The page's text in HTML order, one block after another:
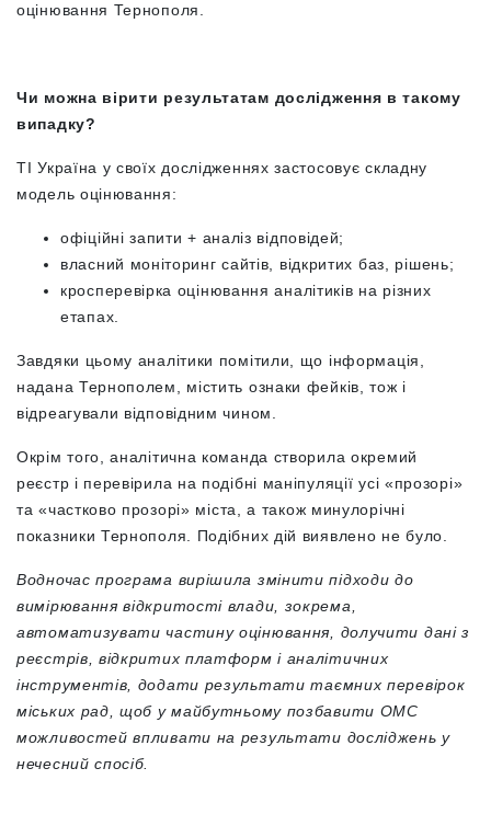
оцінювання Тернополя.
Чи можна вірити результатам дослідження в такому
випадку?
ТІ Україна у своїх дослідженнях застосовує складну
модель оцінювання:
офіційні запити + аналіз відповідей;
власний моніторинг сайтів, відкритих баз, рішень;
кросперевірка оцінювання аналітиків на різних
етапах.
Завдяки цьому аналітики помітили, що інформація,
надана Тернополем, містить ознаки фейків, тож і
відреагували відповідним чином.
Окрім того, аналітична команда створила окремий
реєстр і перевірила на подібні маніпуляції усі «прозорі»
та «частково прозорі» міста, а також минулорічні
показники Тернополя. Подібних дій виявлено не було.
Водночас програма вирішила змінити підходи до
вимірювання відкритості влади, зокрема,
автоматизувати частину оцінювання, долучити дані з
реєстрів, відкритих платформ і аналітичних
інструментів, додати результати таємних перевірок
міських рад, щоб у майбутньому позбавити ОМС
можливостей впливати на результати досліджень у
нечесний спосіб.